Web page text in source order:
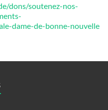
dons/soutenez-nos-
dame-de-bonne-nouvelle